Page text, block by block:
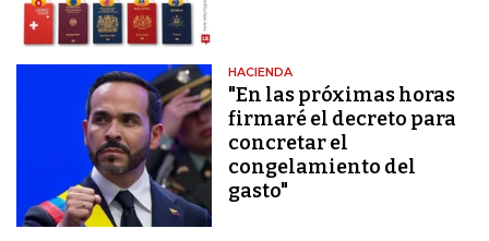
HACIENDA
"En las próximas horas
firmaré el decreto para
concretar el
congelamiento del
gasto"